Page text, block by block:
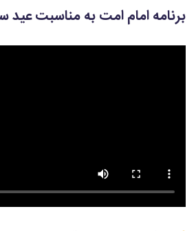
برنامه امام امت به مناسبت عید